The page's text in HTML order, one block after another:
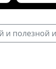
и полезной